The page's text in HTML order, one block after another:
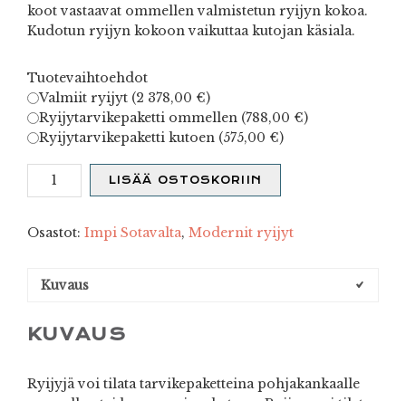
koot vastaavat ommellen valmistetun ryijyn kokoa.
Kudotun ryijyn kokoon vaikuttaa kutojan käsiala.
Tuotevaihtoehdot
Valmiit ryijyt (2 378,00 €)
Ryijytarvikepaketti ommellen (788,00 €)
Ryijytarvikepaketti kutoen (575,00 €)
SinapinsiemenLISÄÄ OSTOSKORIIN
Osastot: Impi Sotavalta, Modernit ryijyt
Kuvaus
KUVAUS
Ryijyjä voi tilata tarvikepaketteina pohjakankaalle